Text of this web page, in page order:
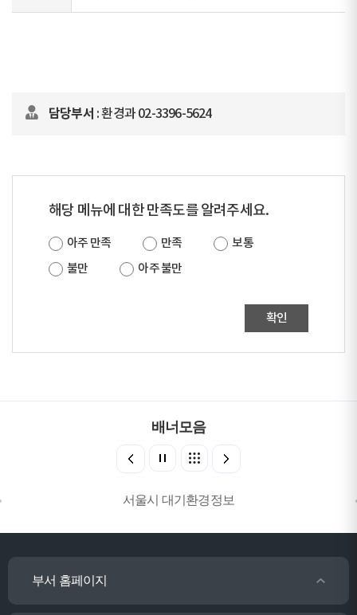
담당부서 : 환경과 02-3396-5624
해당 메뉴에 대한 만족도를 알려주세요.
아주 만족 만족
보통
불만
아주 불만
확인
배너모음
서울시 대기환경정보
부서 홈페이지